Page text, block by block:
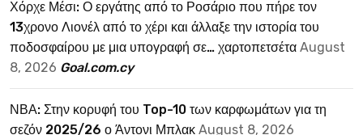
Χόρχε Μέσι: Ο εργάτης από το Ροσάριο που πήρε τον
13χρονο Λιονέλ από το χέρι και άλλαξε την ιστορία του
ποδοσφαίρου με μια υπογραφή σε… χαρτοπετσέτα August
8, 2026 Goal.com.cy
ΝΒΑ: Στην κορυφή του Top-10 των καρφωμάτων για τη
σεζόν 2025/26 ο Άντονι Μπλακ August 8, 2026